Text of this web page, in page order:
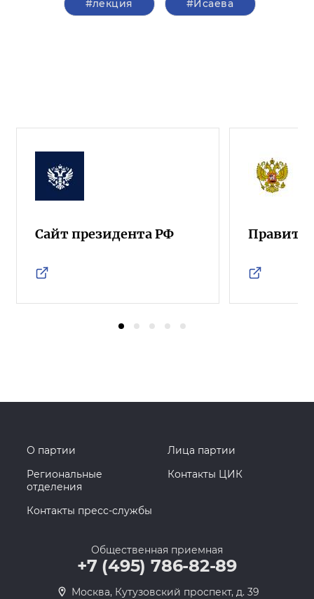
#лекция #Исаева
Сайт президента РФ
О партии
Лица партии
Региональные
отделения
Контакты ЦИК
Контакты пресс-службы
Общественная приемная
+7 (495) 786-82-89
Москва, Кутузовский проспект, д. 39